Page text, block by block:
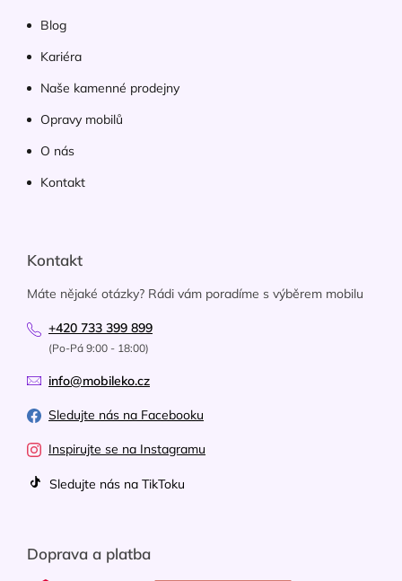
Blog
Kariéra
Naše kamenné prodejny
Opravy mobilů
O nás
Kontakt
Kontakt
Máte nějaké otázky? Rádi vám poradíme s výběrem mobilu
+420 733 399 899
(Po-Pá 9:00 - 18:00)
info@mobileko.cz
Sledujte nás na Facebooku
Inspirujte se na Instagramu
Sledujte nás na TikToku
Doprava a platba